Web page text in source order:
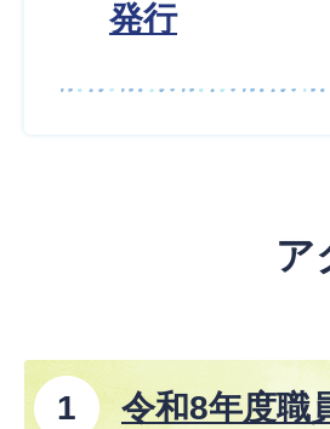
発行
ア
令和8年度職